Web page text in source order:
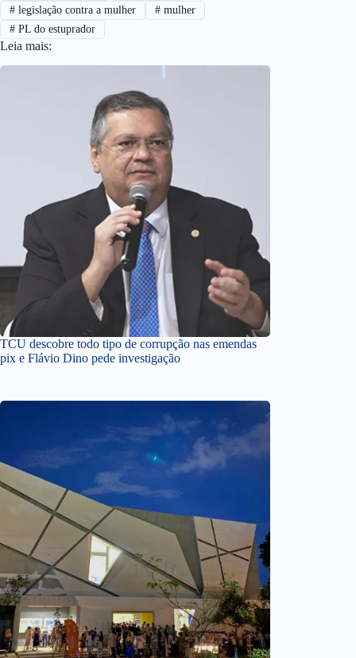
#legislação contra a mulher #mulher
#PL do estuprador
Leia mais:
TCU descobre todo tipo de corrupção nas emendas
pix e Flávio Dino pede investigação